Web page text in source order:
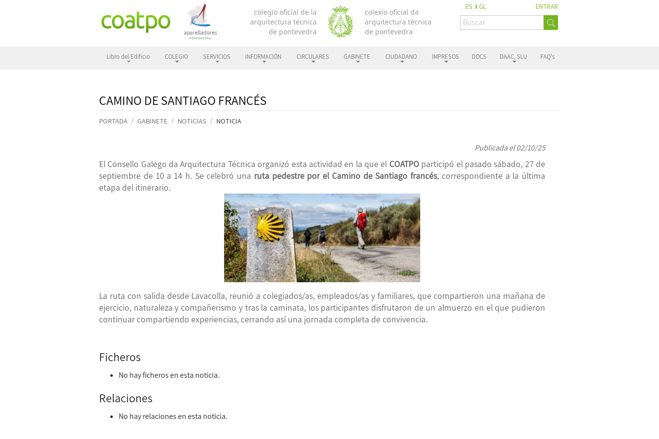
ES GL ENTRAR
Libro del Edificio COLEGIO SERVICIOS INFORMACIÓN CIRCULARES GABINETE CIUDADANO IMPRESOS DOCS DAAC, SLU FAQ's
CAMINO DE SANTIAGO FRANCÉS
PORTADA GABINETE NOTICIAS NOTICIA
Publicada el 02/10/25
El Consello Galego da Arquitectura Técnica organizó esta actividad en la que el COATPO participó el pasado sábado, 27 de
septiembre de 10 a 14 h. Se celebró una ruta pedestre por el Camino de Santiago francés, correspondiente a la última
etapa del itinerario.
La ruta con salida desde Lavacolla, reunió a colegiados/as, empleados/as y familiares, que compartieron una mañana de
ejercicio, naturaleza y compañerismo y tras la caminata, los participantes disfrutaron de un almuerzo en el que pudieron
continuar compartiendo experiencias, cerrando así una jornada completa de convivencia.
Ficheros
No hay ficheros en esta noticia.
Relaciones
No hay relaciones en esta noticia.